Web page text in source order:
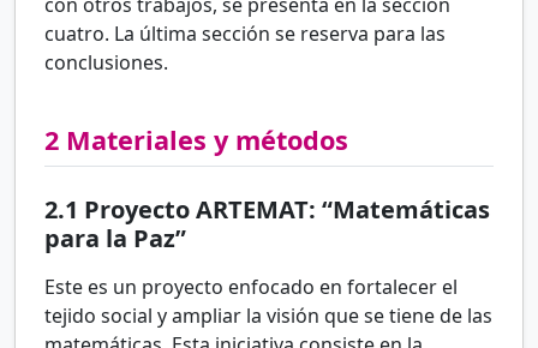
con otros trabajos, se presenta en la sección
cuatro. La última sección se reserva para las
conclusiones.
2 Materiales y métodos
2.1 Proyecto ARTEMAT: “Matemáticas
para la Paz”
Este es un proyecto enfocado en fortalecer el
tejido social y ampliar la visión que se tiene de las